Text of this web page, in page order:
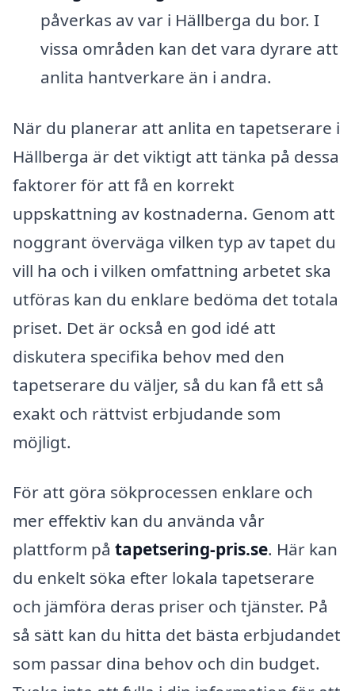
påverkas av var i Hällberga du bor. I
vissa områden kan det vara dyrare att
anlita hantverkare än i andra.
När du planerar att anlita en tapetserare i
Hällberga är det viktigt att tänka på dessa
faktorer för att få en korrekt
uppskattning av kostnaderna. Genom att
noggrant överväga vilken typ av tapet du
vill ha och i vilken omfattning arbetet ska
utföras kan du enklare bedöma det totala
priset. Det är också en god idé att
diskutera specifika behov med den
tapetserare du väljer, så du kan få ett så
exakt och rättvist erbjudande som
möjligt.
För att göra sökprocessen enklare och
mer effektiv kan du använda vår
plattform på tapetsering-pris.se. Här kan
du enkelt söka efter lokala tapetserare
och jämföra deras priser och tjänster. På
så sätt kan du hitta det bästa erbjudandet
som passar dina behov och din budget.